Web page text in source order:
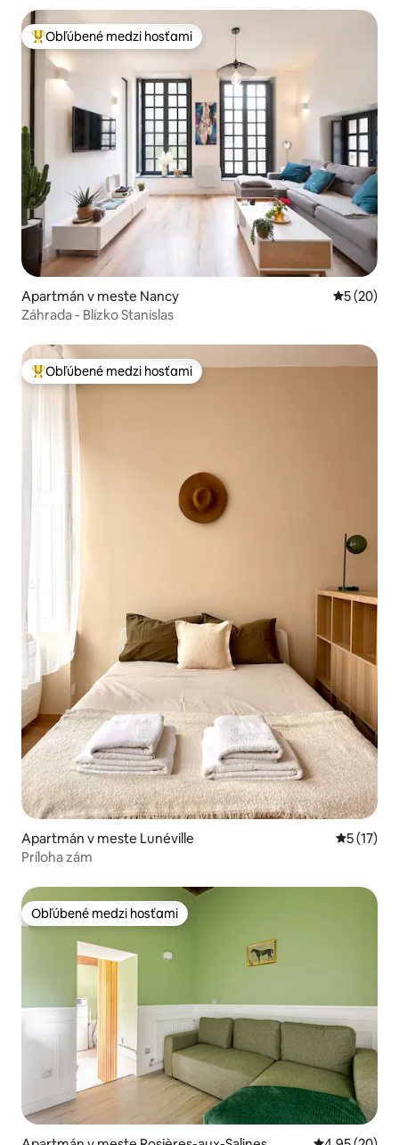
Najobľúbenejšie medzi hosťami
Obľúbené medzi hosťami
Apartmán v meste Nancy
5 (20)
Záhrada - Blízko Stanislas
Najobľúbenejšie medzi hosťami
Obľúbené medzi hosťami
Apartmán v meste Lunéville
5 (17)
Príloha zám
Obľúbené medzi hosťami
Obľúbené medzi hosťami